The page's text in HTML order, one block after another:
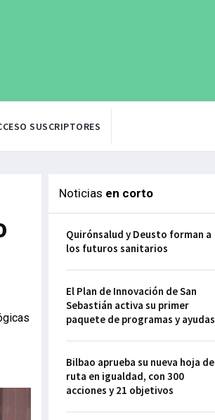
SUSCRIPTORES
Noticias en corto
Quirónsalud y Deusto forman a
los futuros sanitarios
El Plan de Innovación de San
Sebastián activa su primer
paquete de programas y ayudas
Bilbao aprueba su nueva hoja de
ruta en igualdad, con 300
acciones y 21 objetivos